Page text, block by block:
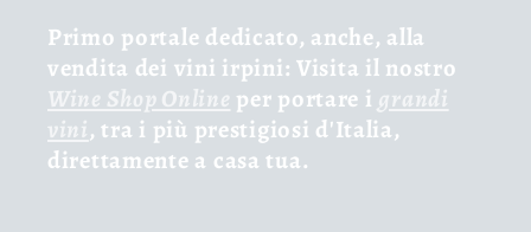
Primo portale dedicato, anche, alla
vendita dei vini irpini: Visita il nostro
Wine Shop Online per portare i grandi
vini, tra i più prestigiosi d'Italia,
direttamente a casa tua.